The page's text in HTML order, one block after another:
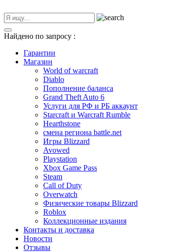
Найдено по запросу :
Гарантии
Магазин
World of warcraft
Diablo
Пополнение баланса
Grand Theft Auto 6
Услуги для РФ и РБ аккаунт
Starcraft и Warcraft Rumble
Hearthstone
смена региона battle.net
Игры Blizzard
Avowed
Playstation
Xbox Game Pass
Steam
Call of Duty
Overwatch
Физические товары Blizzard
Roblox
Коллекционные издания
Контакты и доставка
Новости
Отзывы